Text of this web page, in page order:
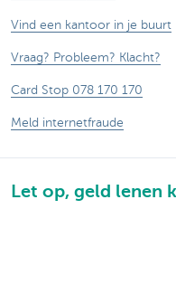
Vind een kantoor in je buurt
Vraag? Probleem? Klacht?
Card Stop 078 170 170
Meld internetfraude
Let op, geld lenen